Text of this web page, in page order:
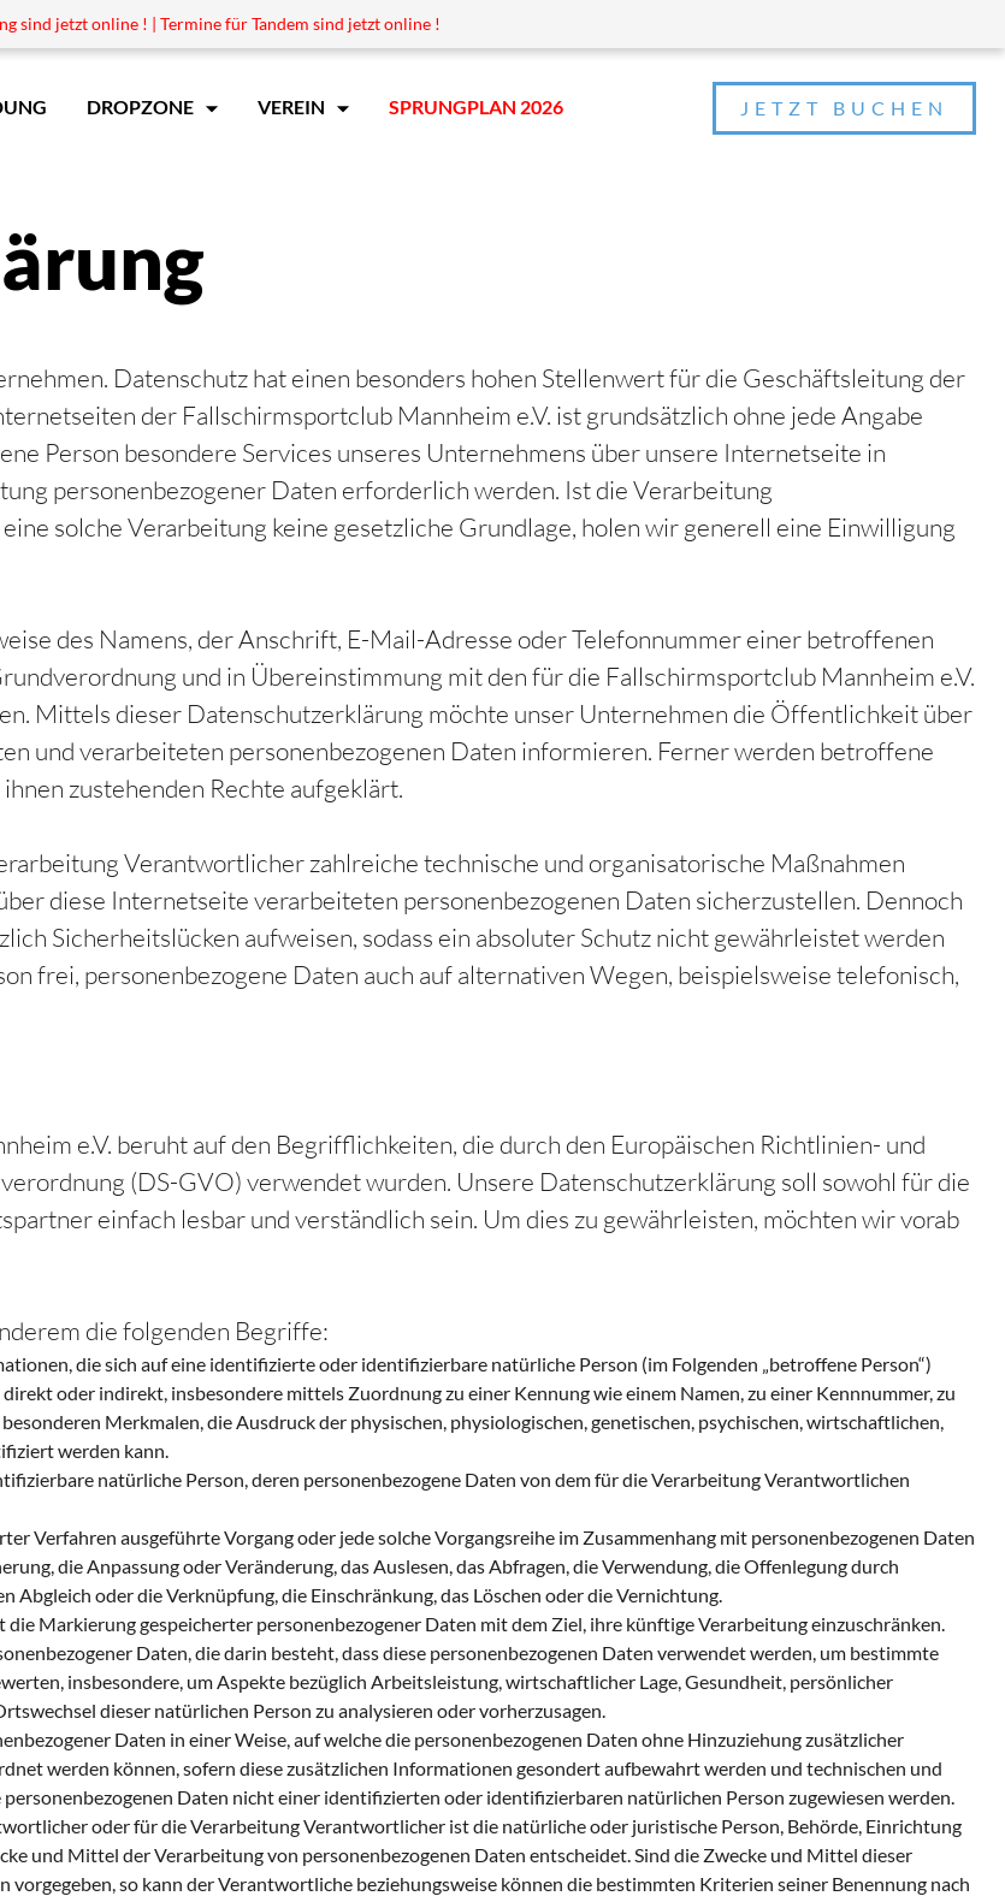
sind jetzt online ! | Termine für Tandem sind jetzt online !
DROPZONE VEREIN SPRUNGPLAN 2026 JETZT BUCHEN
Datenschutz hat einen besonders hohen Stellenwert für die Geschäftsleitung der
der Fallschirmsportclub Mannheim e.V. ist grundsätzlich ohne jede Angabe
Person besondere Services unseres Unternehmens über unsere Internetseite in
personenbezogener Daten erforderlich werden. Ist die Verarbeitung
solche Verarbeitung keine gesetzliche Grundlage, holen wir generell eine Einwilligung
des Namens, der Anschrift, E-Mail-Adresse oder Telefonnummer einer betroffenen
und in Übereinstimmung mit den für die Fallschirmsportclub Mannheim e.V.
Mittels dieser Datenschutzerklärung möchte unser Unternehmen die Öffentlichkeit über
und verarbeiteten personenbezogenen Daten informieren. Ferner werden betroffene
zustehenden Rechte aufgeklärt.
Verantwortlicher zahlreiche technische und organisatorische Maßnahmen
diese Internetseite verarbeiteten personenbezogenen Daten sicherzustellen. Dennoch
Sicherheitslücken aufweisen, sodass ein absoluter Schutz nicht gewährleistet werden
frei, personenbezogene Daten auch auf alternativen Wegen, beispielsweise telefonisch,
e.V. beruht auf den Begrifflichkeiten, die durch den Europäischen Richtlinien- und
(DS-GVO) verwendet wurden. Unsere Datenschutzerklärung soll sowohl für die
einfach lesbar und verständlich sein. Um dies zu gewährleisten, möchten wir vorab
die folgenden Begriffe:
die sich auf eine identifizierte oder identifizierbare natürliche Person (im Folgenden „betroffene Person“)
oder indirekt, insbesondere mittels Zuordnung zu einer Kennung wie einem Namen, zu einer Kennnummer, zu
Merkmalen, die Ausdruck der physischen, physiologischen, genetischen, psychischen, wirtschaftlichen,
werden kann.
natürliche Person, deren personenbezogene Daten von dem für die Verarbeitung Verantwortlichen
ausgeführte Vorgang oder jede solche Vorgangsreihe im Zusammenhang mit personenbezogenen Daten
die Anpassung oder Veränderung, das Auslesen, das Abfragen, die Verwendung, die Offenlegung durch
oder die Verknüpfung, die Einschränkung, das Löschen oder die Vernichtung.
Markierung gespeicherter personenbezogener Daten mit dem Ziel, ihre künftige Verarbeitung einzuschränken.
Daten, die darin besteht, dass diese personenbezogenen Daten verwendet werden, um bestimmte
insbesondere, um Aspekte bezüglich Arbeitsleistung, wirtschaftlicher Lage, Gesundheit, persönlicher
dieser natürlichen Person zu analysieren oder vorherzusagen.
Daten in einer Weise, auf welche die personenbezogenen Daten ohne Hinzuziehung zusätzlicher
werden können, sofern diese zusätzlichen Informationen gesondert aufbewahrt werden und technischen und
Daten nicht einer identifizierten oder identifizierbaren natürlichen Person zugewiesen werden.
oder für die Verarbeitung Verantwortlicher ist die natürliche oder juristische Person, Behörde, Einrichtung
und Mittel der Verarbeitung von personenbezogenen Daten entscheidet. Sind die Zwecke und Mittel dieser
so kann der Verantwortliche beziehungsweise können die bestimmten Kriterien seiner Benennung nach